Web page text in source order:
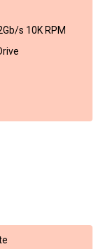
s 10K RPM
số lượng